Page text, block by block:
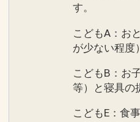
す。
こどもA：お
が少ない程度
こどもB：お
等）と寝具の
こどもE：食